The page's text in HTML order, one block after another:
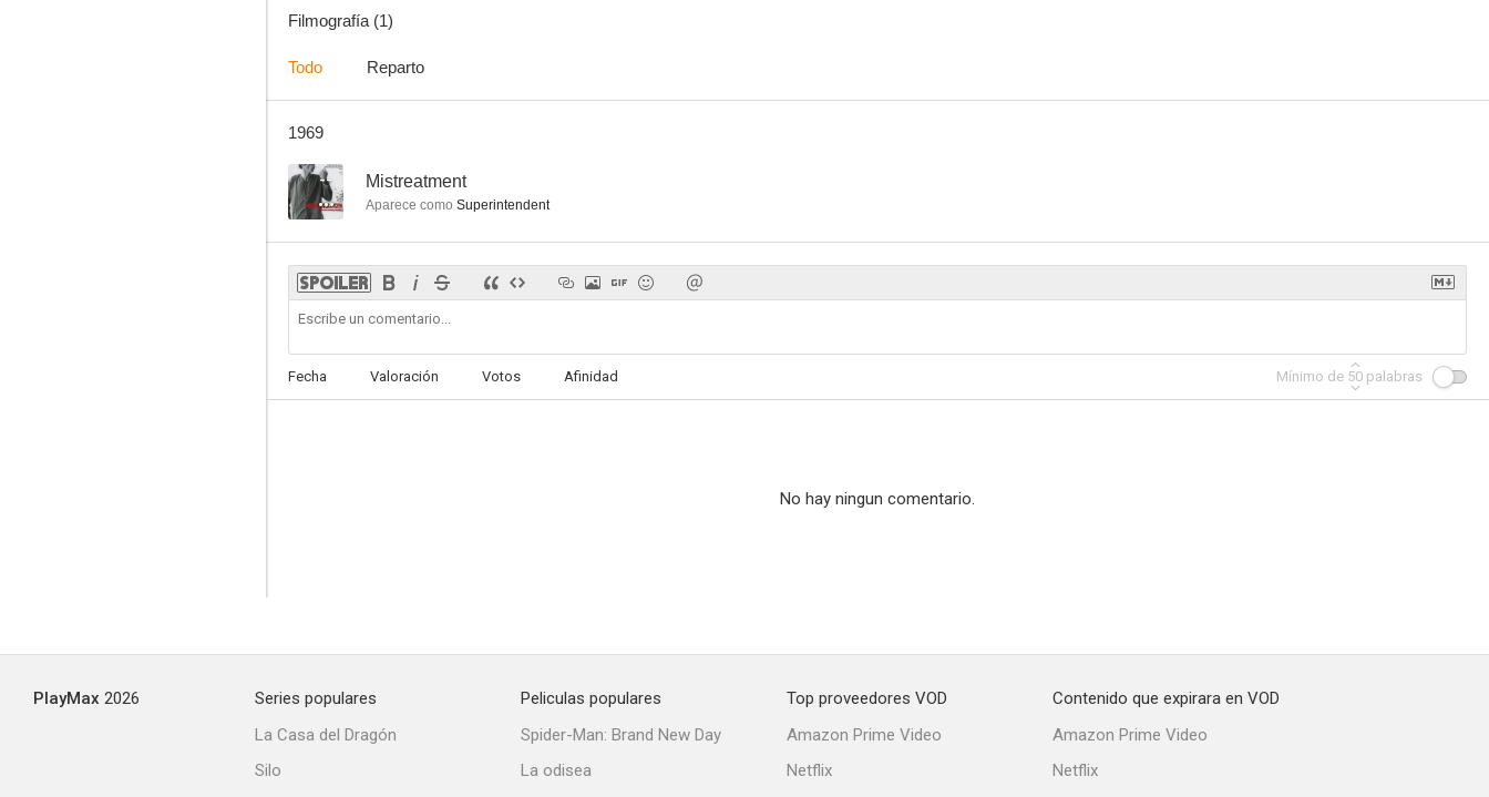
Filmografía (1)
Todo Reparto
1969
-- Mistreatment
Aparece como Superintendent
Fecha Valoración Votos Afinidad Mínimo de 50 palabras
No hay ningun comentario.
PlayMax 2026
Series populares
La Casa del Dragón
Silo
Peliculas populares
Spider-Man: Brand New Day
La odisea
Top proveedores VOD
Amazon Prime Video
Netflix
Contenido que expirara en VOD
Amazon Prime Video
Netflix